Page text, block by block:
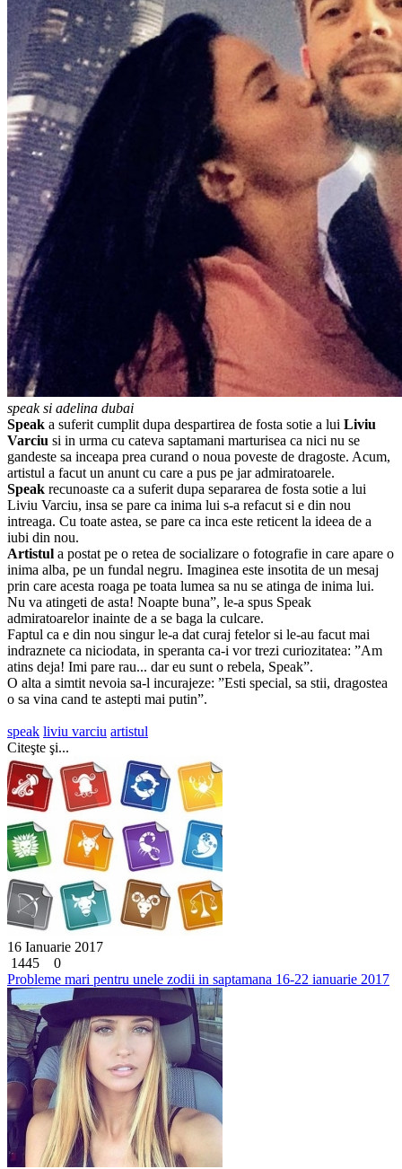
speak si adelina dubai
Speak a suferit cumplit dupa despartirea de fosta sotie a lui Liviu
Varciu si in urma cu cateva saptamani marturisea ca nici nu se
gandeste sa inceapa prea curand o noua poveste de dragoste. Acum,
artistul a facut un anunt cu care a pus pe jar admiratoarele.
Speak recunoaste ca a suferit dupa separarea de fosta sotie a lui
Liviu Varciu, insa se pare ca inima lui s-a refacut si e din nou
intreaga. Cu toate astea, se pare ca inca este reticent la ideea de a
iubi din nou.
Artistul a postat pe o retea de socializare o fotografie in care apare o
inima alba, pe un fundal negru. Imaginea este insotita de un mesaj
prin care acesta roaga pe toata lumea sa nu se atinga de inima lui.
Nu va atingeti de asta! Noapte buna”, le-a spus Speak
admiratoarelor inainte de a se baga la culcare.
Faptul ca e din nou singur le-a dat curaj fetelor si le-au facut mai
indraznete ca niciodata, in speranta ca-i vor trezi curiozitatea: ”Am
atins deja! Imi pare rau... dar eu sunt o rebela, Speak”.
O alta a simtit nevoia sa-l incurajeze: ”Esti special, sa stii, dragostea
o sa vina cand te astepti mai putin”.
speak liviu varciu artistul
Citeşte şi...
16 Ianuarie 2017
1445
0
Probleme mari pentru unele zodii in saptamana 16-22 ianuarie 2017